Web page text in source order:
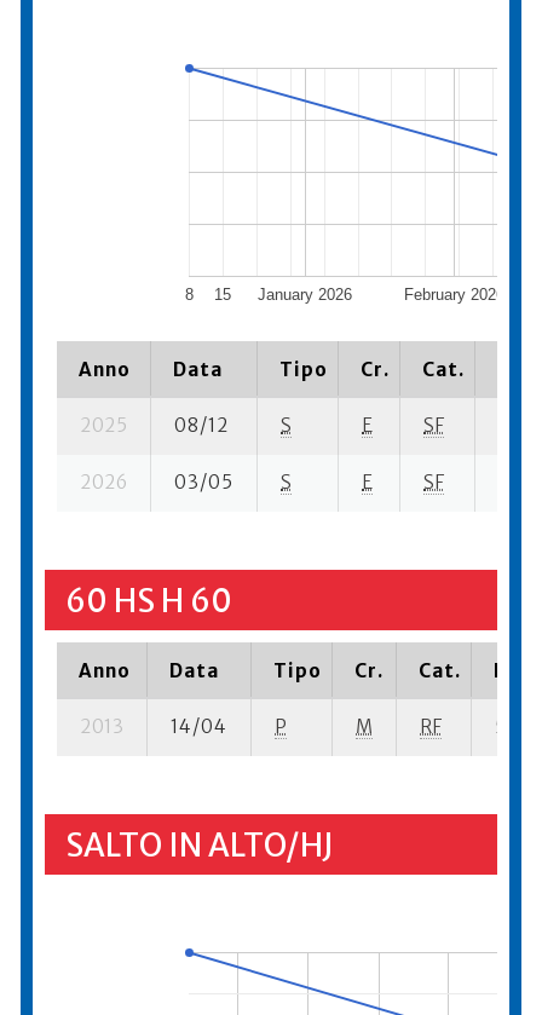
January 2026 February 2026
8 15
Anno Data Tipo Cr. Cat.
2025 08/12 S E SF
2026 03/05 S E SF
60 HS H 60
Anno Data Tipo Cr. Cat.
2013 14/04 P M RF 5
SALTO IN ALTO/HJ